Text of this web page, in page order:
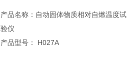
产品名称：自动固体物质相对自燃温度试
验仪
产品型号： H027A